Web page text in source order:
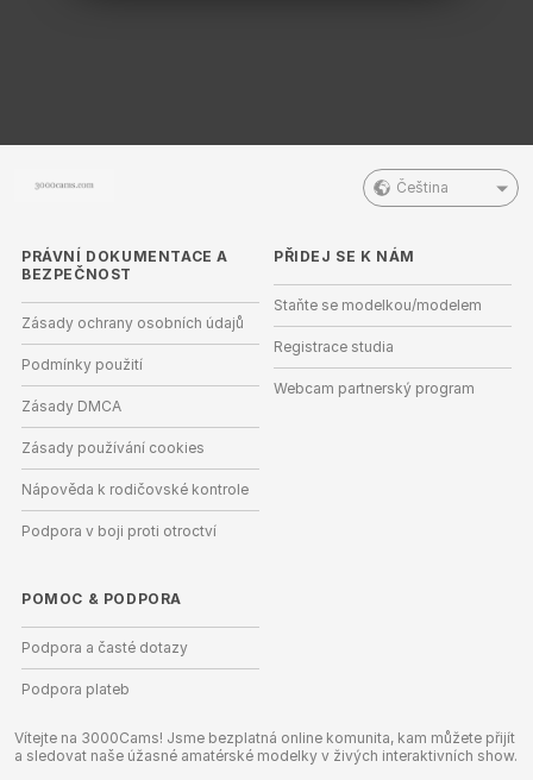
Čeština
PRÁVNÍ DOKUMENTACE A
BEZPEČNOST
Zásady ochrany osobních údajů
Podmínky použití
Zásady DMCA
Zásady používání cookies
Nápověda k rodičovské kontrole
Podpora v boji proti otroctví
PŘIDEJ SE K NÁM
Staňte se modelkou/modelem
Registrace studia
Webcam partnerský program
POMOC & PODPORA
Podpora a časté dotazy
Podpora plateb
Vítejte na 3000Cams! Jsme bezplatná online komunita, kam můžete přijít
a sledovat naše úžasné amatérské modelky v živých interaktivních show.